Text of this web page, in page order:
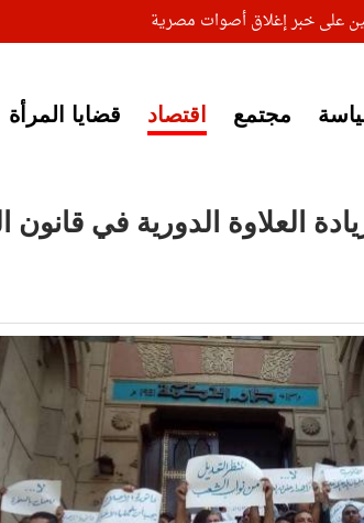
على خبر إغلاق أصوات مصرية
مجتمع اقتصاد قضايا المرأة
العلاوة الدورية في قانون